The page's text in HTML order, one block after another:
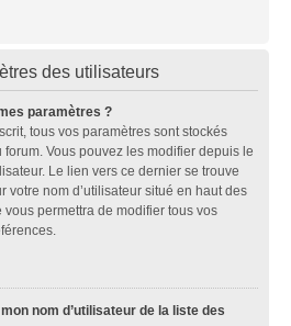
des utilisateurs
paramètres ?
tous vos paramètres sont stockés
Vous pouvez les modifier depuis le
Le lien vers ce dernier se trouve
votre nom d’utilisateur situé en haut des
permettra de modifier tous vos
nom d’utilisateur de la liste des